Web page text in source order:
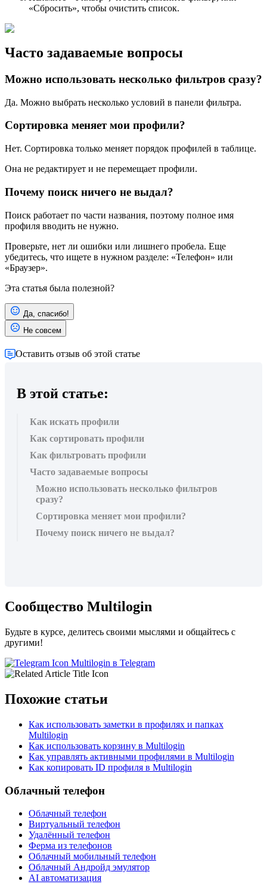
«Сбросить», чтобы очистить список.
Часто задаваемые вопросы
Можно использовать несколько фильтров сразу?
Да. Можно выбрать несколько условий в панели фильтра.
Сортировка меняет мои профили?
Нет. Сортировка только меняет порядок профилей в таблице.
Она не редактирует и не перемещает профили.
Почему поиск ничего не выдал?
Поиск работает по части названия, поэтому полное имя
профиля вводить не нужно.
Проверьте, нет ли ошибки или лишнего пробела. Еще
убедитесь, что ищете в нужном разделе: «Телефон» или
«Браузер».
Эта статья была полезной?
Да, спасибо!
Не совсем
Оставить отзыв об этой статье
В этой статье:
Как искать профили
Как сортировать профили
Как фильтровать профили
Часто задаваемые вопросы
Можно использовать несколько фильтров
сразу?
Сортировка меняет мои профили?
Почему поиск ничего не выдал?
Сообщество Multilogin
Будьте в курсе, делитесь своими мыслями и общайтесь с
другими!
Multilogin в Telegram
Похожие статьи
Как использовать заметки в профилях и папках
Multilogin
Как использовать корзину в Multilogin
Как управлять активными профилями в Multilogin
Как копировать ID профиля в Multilogin
Облачный телефон
Облачный телефон
Виртуальный телефон
Удалённый телефон
Ферма из телефонов
Облачный мобильный телефон
Облачный Андройд эмулятор
AI автоматизация